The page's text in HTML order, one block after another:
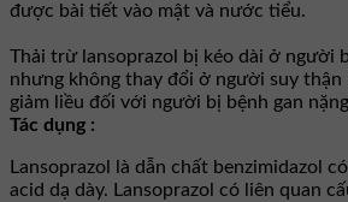
được bài tiết vào mật và nước tiểu.
Thải trừ lansoprazol bị kéo dài ở người
nhưng không thay đổi ở người suy thận
giảm liều đối với người bị bệnh gan
Tác dụng :
Lansoprazol là dẫn chất benzimidazol
acid dạ dày. Lansoprazol có liên quan